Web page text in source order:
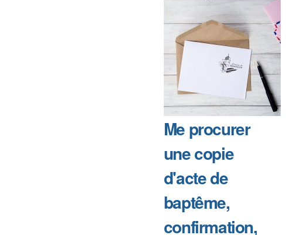
Me procurer
une copie
d'acte de
baptême,
confirmation,